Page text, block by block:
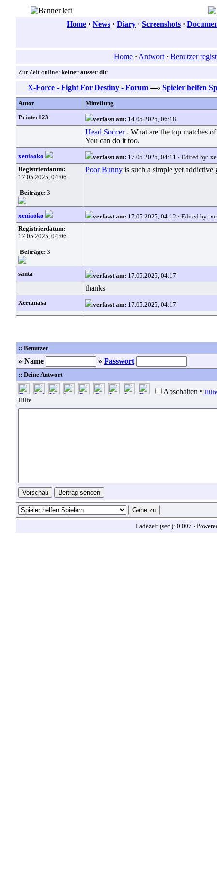
Home · News · Diary · Screenshots ·
Home · Antwort · Benutzer
Zur Zeit online: keiner ausser dir
X-Force - Fight For Destiny - Forum —› Spieler helfen
Autor
Mitteilung
Printer123
verfasst am: 14.05.2025, 06:18
Head Soccer- What are the top matches
You can do it too.
xeniaoko verfasst am: 17.05.2025, 04:11 · Edited by:
Registrierdatum:
17.05.2025, 04:06
Beiträge: 3
Poor Bunnyis such a simple yet addictive
xeniaoko verfasst am: 17.05.2025, 04:12 · Edited by:
Registrierdatum:
17.05.2025, 04:06
Beiträge: 3
santa verfasst am: 17.05.2025, 04:17
thanks
Xerianasa verfasst am: 17.05.2025, 04:17
:: Benutzer
» Name » Passwort
:: Deine Antwort
Abschalten * Hilfe
Hilfe
Ladezeit (sec.): 0.007 ·